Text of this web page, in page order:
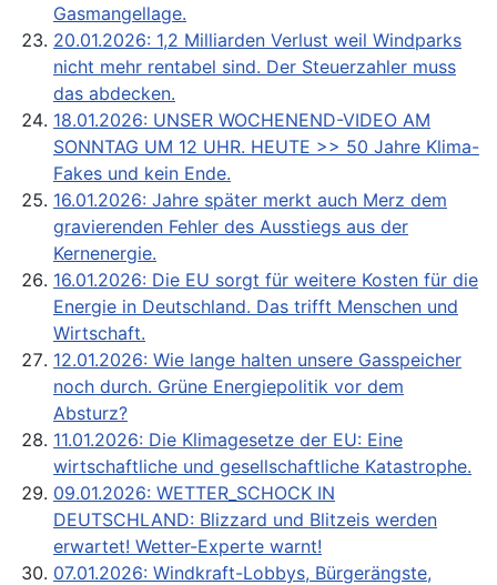
Gasmangellage.
20.01.2026: 1,2 Milliarden Verlust weil Windparks
nicht mehr rentabel sind. Der Steuerzahler muss
das abdecken.
18.01.2026: UNSER WOCHENEND-VIDEO AM
SONNTAG UM 12 UHR. HEUTE >> 50 Jahre Klima-
Fakes und kein Ende.
16.01.2026: Jahre später merkt auch Merz dem
gravierenden Fehler des Ausstiegs aus der
Kernenergie.
16.01.2026: Die EU sorgt für weitere Kosten für die
Energie in Deutschland. Das trifft Menschen und
Wirtschaft.
12.01.2026: Wie lange halten unsere Gasspeicher
noch durch. Grüne Energiepolitik vor dem
Absturz?
11.01.2026: Die Klimagesetze der EU: Eine
wirtschaftliche und gesellschaftliche Katastrophe.
09.01.2026: WETTER_SCHOCK IN
DEUTSCHLAND: Blizzard und Blitzeis werden
erwartet! Wetter-Experte warnt!
07.01.2026: Windkraft-Lobbys, Bürgerängste,